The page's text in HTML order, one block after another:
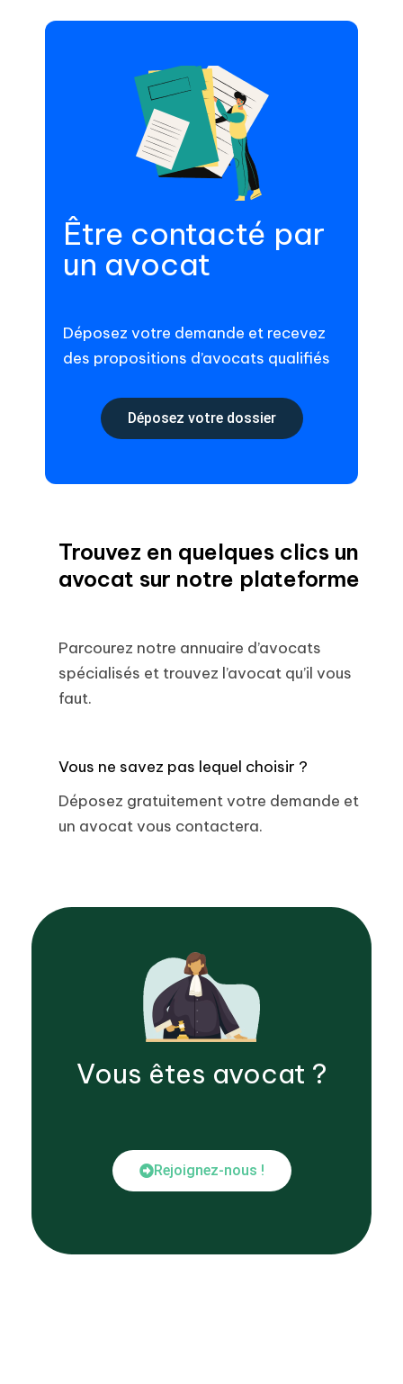
Être contacté par
un avocat
Déposez votre demande et recevez
des propositions d’avocats qualifiés
Déposez votre dossier
Trouvez en quelques clics un
avocat sur notre plateforme
Parcourez notre annuaire d’avocats
spécialisés et trouvez l’avocat qu’il vous
faut.
Vous ne savez pas lequel choisir ?
Déposez gratuitement votre demande et
un avocat vous contactera.
Vous êtes avocat ?
Rejoignez-nous !